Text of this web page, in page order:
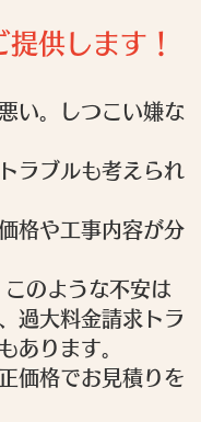
供します！
い。しつこい嫌な
ラブルも考えられ
格や工事内容が分
のような不安は
過大料金請求トラ
あります。
価格でお見積りを